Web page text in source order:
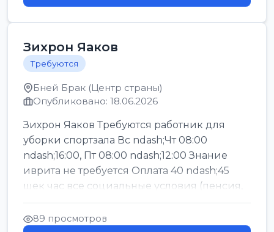
Зихрон Яаков
Требуются
Бней Брак (Центр страны)
Опубликовано: 18.06.2026
Зихрон Яаков Требуются работник для
уборки спортзала Вс ndash;Чт 08:00
ndash;16:00, Пт 08:00 ndash;12:00 Знание
иврита не требуется Оплата 40 ndash;45
шек час все социальные условия (пенсия,
керен ишт...
89 просмотров